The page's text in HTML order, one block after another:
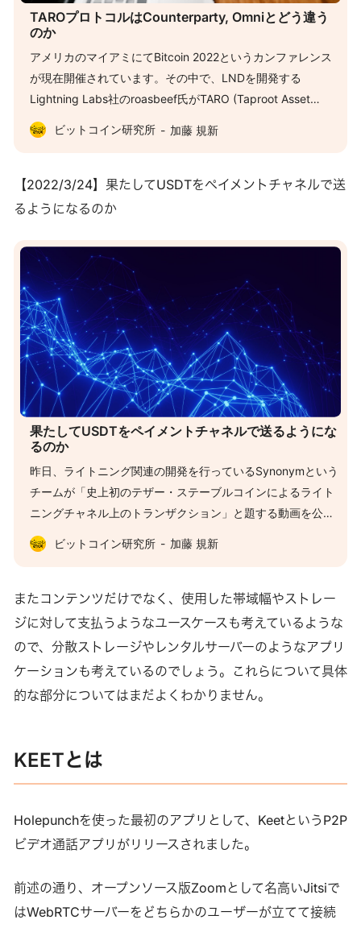
TAROプロトコルはCounterparty, Omniとどう違う
のか
アメリカのマイアミにてBitcoin 2022というカンファレンス
が現在開催されています。その中で、LNDを開発する
Lightning Labs社のroasbeef氏がTARO (Taproot Asset
Representation Overlay)というプロトコルと、それに関連す
るBIPsを発表しました。 ちょうど２週間前に解説した
行し、それをライトニングネットワークで送ることができ
る、という内容を強調した発表だったので、今日はTAROが
はあるのかについて調べました。 細…
ビットコイン研究所 加藤 規新
【2022/3/24】果たしてUSDTをペイメントチャネルで送
るようになるのか
果たしてUSDTをペイメントチャネルで送るようにな
るのか
昨日、ライトニング関連の開発を行っているSynonymという
チームが「史上初のテザー・ステーブルコインによるライト
ニングチャネル上のトランザクション」と題する動画を公開
しました。 皆さんおなじみのテザーは最も有名なステーブル
コインで、これをライトニングネットワークを使用して送る
も書きましたが、ユーザーの残高をドルにペッグするライト
ニングウォレットの開発に報奨金が出ているので、それを狙
ったものかもしれません。 今回はビットコイン上で他の通貨
ようなペイメントチャネルネットワー…
ビットコイン研究所 加藤 規新
またコンテンツだけでなく、使用した帯域幅やストレー
ジに対して支払うようなユースケースも考えているような
ので、分散ストレージやレンタルサーバーのようなアプリ
ケーションも考えているのでしょう。これらについて具体
的な部分についてはまだよくわかりません。
KEETとは
Holepunchを使った最初のアプリとして、KeetというP2P
ビデオ通話アプリがリリースされました。
前述の通り、オープンソース版Zoomとして名高いJitsiで
はWebRTCサーバーをどちらかのユーザーが立てて接続